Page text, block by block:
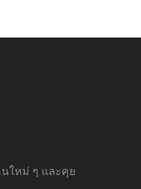
ใหม่ ๆ และคุย